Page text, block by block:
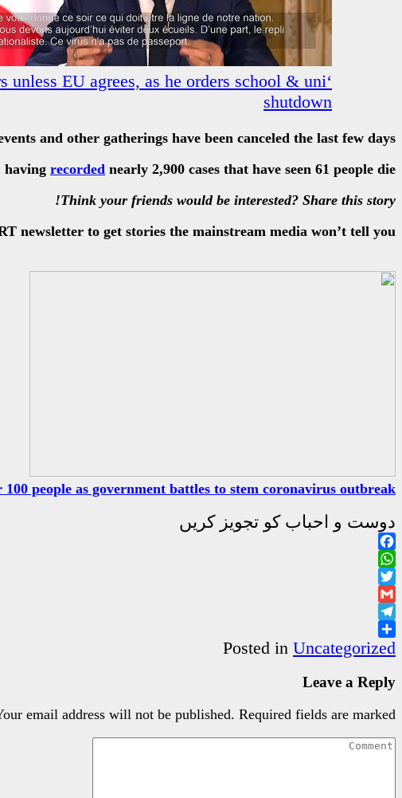
unless EU agrees, as he orders school & uni
shutdown
and other gatherings have been canceled the last few days.
having recorded nearly 2,900 cases that have seen 61 people die.
Think your friends would be interested? Share this story!
newsletter to get stories the mainstream media won’t tell you.
people as government battles to stem coronavirus outbreak
دوست و احباب کو تجویز کریں
Facebook
WhatsApp
Twitter
Gmail
Telegram
Share
Posted in Uncategorized
Leave a Reply
email address will not be published. Required fields are marked